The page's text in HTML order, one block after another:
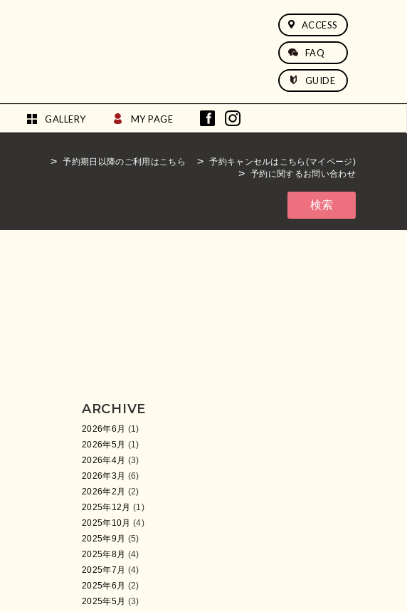
ACCESS
FAQ
GUIDE
GALLERY MY PAGE
検索
予約期日以降のご利用はこちら
予約キャンセルはこちら(マイページ)
予約に関するお問い合わせ
ARCHIVE
2026年6月 (1)
2026年5月 (1)
2026年4月 (3)
2026年3月 (6)
2026年2月 (2)
2025年12月 (1)
2025年10月 (4)
2025年9月 (5)
2025年8月 (4)
2025年7月 (4)
2025年6月 (2)
2025年5月 (3)